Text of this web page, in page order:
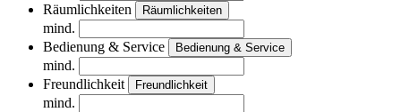
Räumlichkeiten
Räumlichkeiten
mind.
Bedienung & Service
Bedienung & Service
mind.
Freundlichkeit
Freundlichkeit
mind.